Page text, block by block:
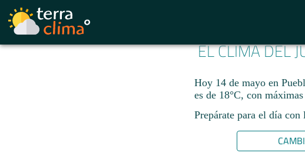
EL CLIMA DEL
Hoy 14 de mayo en
es de 18°C, con
Prepárate para el día